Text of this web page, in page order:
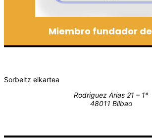
Miembro fundador de
Sorbeltz elkartea
Rodriguez Arias 21 – 1º
48011 Bilbao